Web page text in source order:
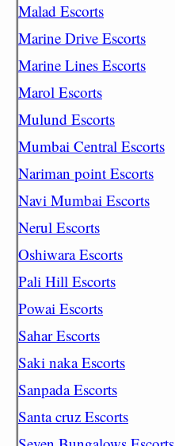
Malad Escorts
Marine Drive Escorts
Marine Lines Escorts
Marol Escorts
Mulund Escorts
Mumbai Central Escorts
Nariman point Escorts
Navi Mumbai Escorts
Nerul Escorts
Oshiwara Escorts
Pali Hill Escorts
Powai Escorts
Sahar Escorts
Saki naka Escorts
Sanpada Escorts
Santa cruz Escorts